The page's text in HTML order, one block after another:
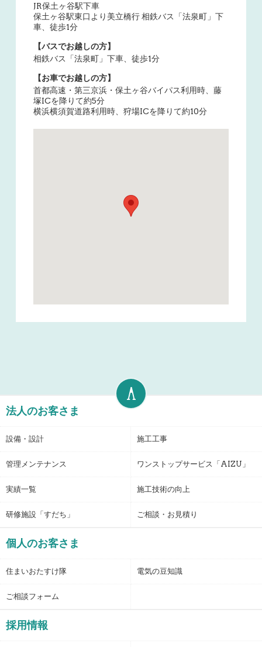
JR保土ヶ谷駅下車
保土ヶ谷駅東口より美立橋行 相鉄バス「法泉町」下
車、徒歩1分
【バスでお越しの方】
相鉄バス「法泉町」下車、徒歩1分
【お車でお越しの方】
首都高速・第三京浜・保土ヶ谷バイパス利用時、藤
塚ICを降りて約5分
横浜横須賀道路利用時、狩場ICを降りて約10分
法人のお客さま
設備・設計 施工工事
管理メンテナンス ワンストップサービス「AIZU」
実績一覧 施工技術の向上
研修施設「すだち」 ご相談・お見積り
個人のお客さま
住まいおたすけ隊 電気の豆知識
ご相談フォーム
採用情報